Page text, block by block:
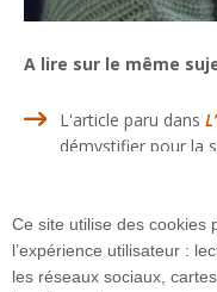
A lire sur le même
L'article paru dans
démystifier pour la
demystifier-pour-
Ce site utilise des cookies
l’expérience utilisateur :
les réseaux sociaux,